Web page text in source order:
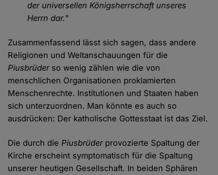
der universellen Königsherrschaft unseres
Herrn dar."
Zusammenfassend lässt sich sagen, dass andere
Religionen und Weltanschauungen für die
Piusbrüderso wenig zählen wie die von
menschlichen Organisationen proklamierten
Menschenrechte. Institutionen und Staaten haben
sich unterzuordnen. Man könnte es auch so
ausdrücken: Der katholische Gottesstaat ist das Ziel.
Die durch die Piusbrüderprovozierte Spaltung der
Kirche erscheint symptomatisch für die Spaltung
unserer heutigen Gesellschaft. In beiden Sphären